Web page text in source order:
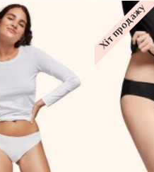
Хіт продажу